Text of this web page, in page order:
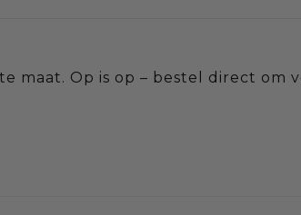
maat. Op is op – bestel direct